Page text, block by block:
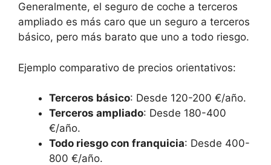
Generalmente, el seguro de coche a terceros
ampliado es más caro que un seguro a terceros
básico, pero más barato que uno a todo riesgo.
Ejemplo comparativo de precios orientativos:
Terceros básico: Desde 120-200 €/año.
Terceros ampliado: Desde 180-400
€/año.
Todo riesgo con franquicia: Desde 400-
800 €/año.